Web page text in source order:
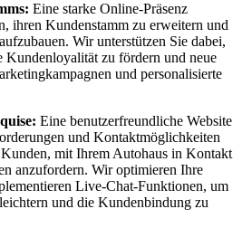
Eine starke Online-Präsenz
ihren Kundenstamm zu erweitern und
Wir unterstützen Sie dabei,
Kundenloyalität zu fördern und neue
und personalisierte
Eine benutzerfreundliche Website
und Kontaktmöglichkeiten
mit Ihrem Autohaus in Kontakt
anzufordern. Wir optimieren Ihre
Live-Chat-Funktionen, um
und die Kundenbindung zu